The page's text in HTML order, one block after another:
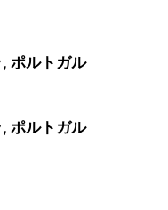
ポルトガル
ポルトガル